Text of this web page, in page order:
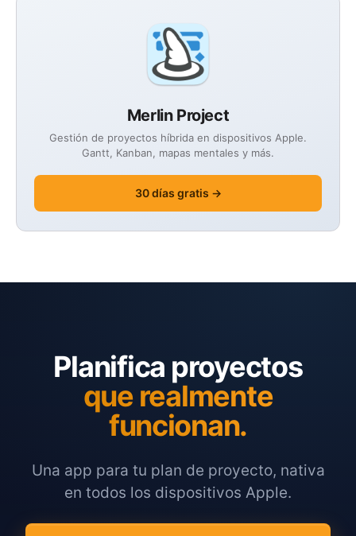
Merlin Project
Gestión de proyectos híbrida en dispositivos Apple.
Gantt, Kanban, mapas mentales y más.
30 días gratis →
Planifica proyectos
que realmente
funcionan.
Una app para tu plan de proyecto, nativa
en todos los dispositivos Apple.